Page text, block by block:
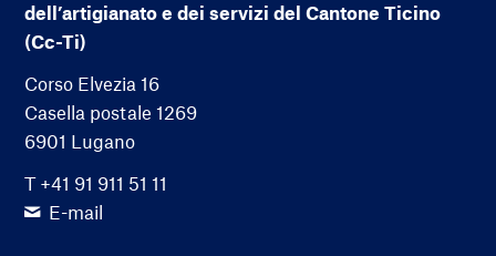
dell’artigianato e dei servizi del Cantone Ticino
(Cc-Ti)
Corso Elvezia 16
Casella postale 1269
6901 Lugano
T +41 91 911 51 11
E-mail